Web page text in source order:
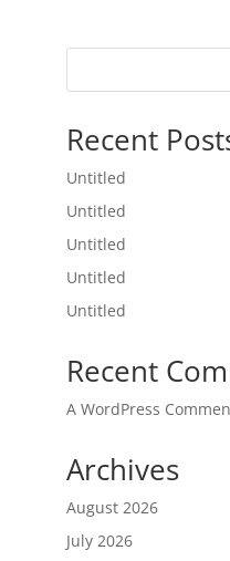
Recent
Untitled
Untitled
Untitled
Untitled
Untitled
Recent
A WordPress
Archives
August 2026
July 2026